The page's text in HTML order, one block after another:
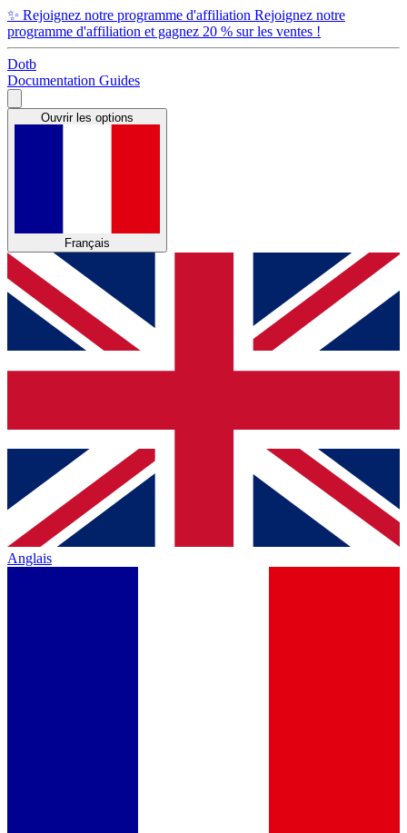
✨ Rejoignez notre programme d'affiliation Rejoignez notre
programme d'affiliation et gagnez 20 % sur les ventes !
Dotb
Documentation Guides
Ouvrir les options
Français
Anglais